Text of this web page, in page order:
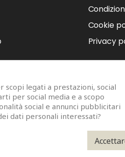
Cookie
Privacy
P.IVA 04962320273. Modelli di
scopi legati a prestazioni, social
per social media e a scopo
social e annunci pubblicitari
dati personali interessati?